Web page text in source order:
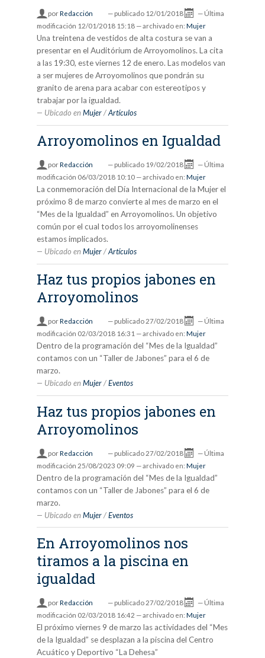
porRedacción — publicado 12/01/2018 — Última
modificación 12/01/2018 15:18 — archivado en: Mujer
Una treintena de vestidos de alta costura se van a
presentar en el Auditórium de Arroyomolinos. La cita
a las 19:30, este viernes 12 de enero. Las modelos van
a ser mujeres de Arroyomolinos que pondrán su
granito de arena para acabar con estereotipos y
trabajar por la igualdad.
Ubicado en Mujer /Artículos
Arroyomolinos en Igualdad
porRedacción — publicado 19/02/2018 — Última
modificación 06/03/2018 10:10 — archivado en: Mujer
La conmemoración del Día Internacional de la Mujer el
próximo 8 de marzo convierte al mes de marzo en el
“Mes de la Igualdad” en Arroyomolinos. Un objetivo
común por el cual todos los arroyomolinenses
estamos implicados.
Ubicado en Mujer /Artículos
Haz tus propios jabones en
Arroyomolinos
porRedacción — publicado 27/02/2018 — Última
modificación 02/03/2018 16:31 — archivado en: Mujer
Dentro de la programación del “Mes de la Igualdad”
contamos con un “Taller de Jabones” para el 6 de
marzo.
Ubicado en Mujer /Eventos
Haz tus propios jabones en
Arroyomolinos
porRedacción — publicado 27/02/2018 — Última
modificación 25/08/2023 09:09 — archivado en: Mujer
Dentro de la programación del “Mes de la Igualdad”
contamos con un “Taller de Jabones” para el 6 de
marzo.
Ubicado en Mujer /Eventos
En Arroyomolinos nos
tiramos a la piscina en
igualdad
porRedacción — publicado 27/02/2018 — Última
modificación 02/03/2018 16:42 — archivado en: Mujer
El próximo viernes 9 de marzo las actividades del “Mes
de la Igualdad” se desplazan a la piscina del Centro
Acuático y Deportivo “La Dehesa”